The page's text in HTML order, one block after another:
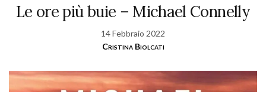
Le ore più buie – Michael Connelly
14 Febbraio 2022
Cristina Biolcati